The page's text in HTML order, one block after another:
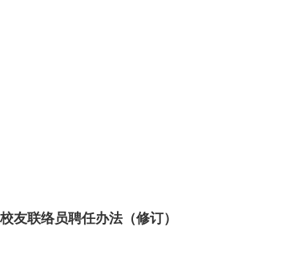
友联络员聘任办法（修订）